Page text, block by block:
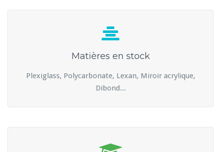
Matières en stock
Plexiglass, Polycarbonate, Lexan, Miroir acrylique,
Dibond...